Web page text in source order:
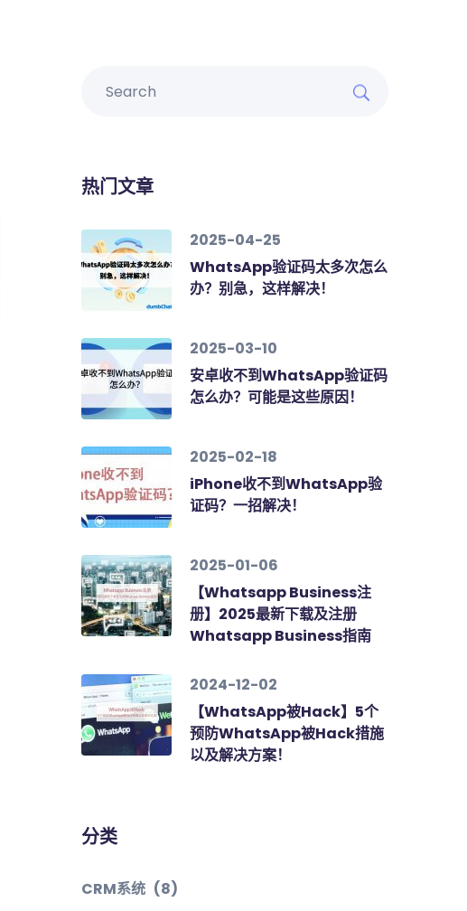
热门文章
2025-04-25
WhatsApp验证码太多次怎么
办？别急，这样解决！
2025-03-10
安卓收不到WhatsApp验证码
怎么办？可能是这些原因！
2025-02-18
iPhone收不到WhatsApp验
证码？一招解决！
2025-01-06
【Whatsapp Business注
册】2025最新下载及注册
Whatsapp Business指南
2024-12-02
【WhatsApp被Hack】5个
预防WhatsApp被Hack措施
以及解决方案！
分类
CRM系统 (8)